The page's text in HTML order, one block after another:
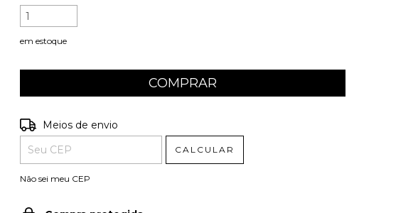
em estoque
Entregas para o CEP:
Meios de envio
CALCULAR
Não sei meu CEP